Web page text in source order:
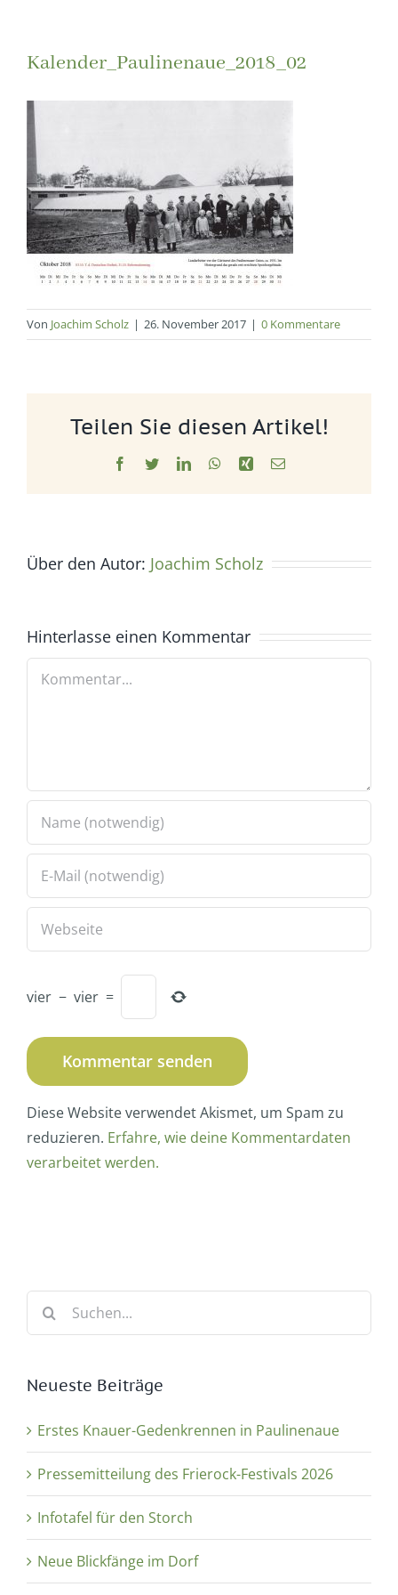
Kalender_Paulinenaue_2018_02
Von Joachim Scholz | 26. November 2017 | 0 Kommentare
Teilen Sie diesen Artikel!
Facebook
TwitterLinkedInWhatsApp
Xing E-
Über den Autor: Joachim Scholz
Hinterlasse einen Kommentar
Kommentar
vier − vier =
Diese Website verwendet Akismet, um Spam zu
reduzieren. Erfahre, wie deine Kommentardaten
verarbeitet werden.
Suche
Neueste Beiträge
Erstes Knauer-Gedenkrennen in Paulinenaue
Pressemitteilung des Frierock-Festivals 2026
Infotafel für den Storch
Neue Blickfänge im Dorf